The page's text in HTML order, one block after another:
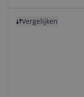
Vergelijken